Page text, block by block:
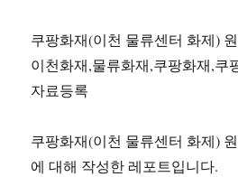
쿠팡화재(이천 물류센터 화제)
이천화재,물류화재,쿠팡화재,쿠
자료등록
쿠팡화재(이천 물류센터 화제)
에 대해 작성한 레포트입니다.